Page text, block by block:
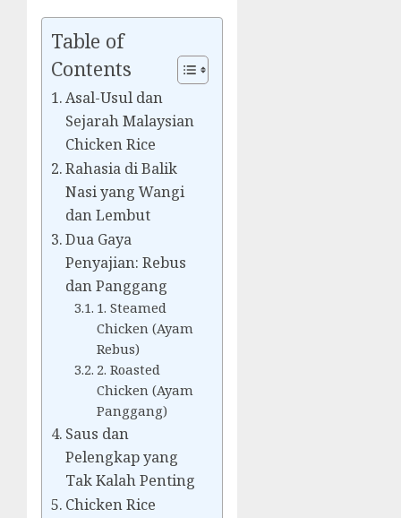
Table of
Contents
Asal-Usul dan
Sejarah Malaysian
Chicken Rice
Rahasia di Balik
Nasi yang Wangi
dan Lembut
Dua Gaya
Penyajian: Rebus
dan Panggang
1. Steamed
Chicken (Ayam
Rebus)
2. Roasted
Chicken (Ayam
Panggang)
Saus dan
Pelengkap yang
Tak Kalah Penting
Chicken Rice